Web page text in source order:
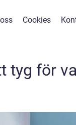
Cookies
tyg för